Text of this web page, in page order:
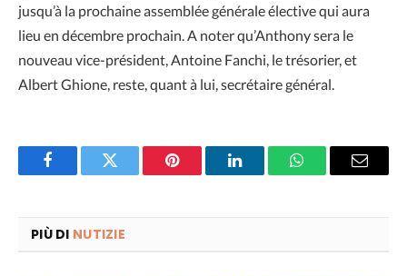
jusqu’à la prochaine assemblée générale élective qui aura
lieu en décembre prochain. A noter qu’Anthony sera le
nouveau vice-président, Antoine Fanchi, le trésorier, et
Albert Ghione, reste, quant à lui, secrétaire général.
FacebookTwitter Pinterest LinkedInWhatsAppEmail
PIÙ DI NUTIZIE